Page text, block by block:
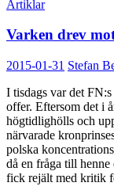
Artiklar
Varken drev
2015-01-31 Stefan
I tisdags var det
offer. Eftersom det i
högtidlighölls och
närvarade
polska
då en fråga till
fick rejält med kritik